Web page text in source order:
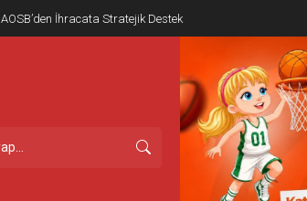
AOSB’den İhracata Stratejik Destek